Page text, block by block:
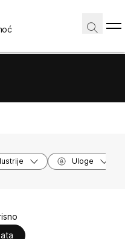
Uloge